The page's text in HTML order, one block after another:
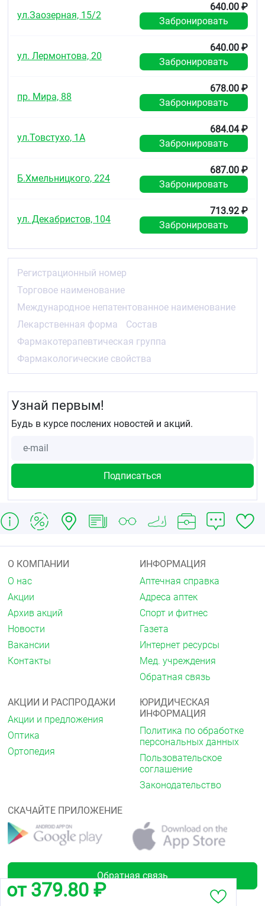
от 379.80 ₽
ул.Заозерная, 15/2
640.00 ₽
Забронировать
ул. Лермонтова, 20
640.00 ₽
Забронировать
пр. Мира, 88
678.00 ₽
Забронировать
ул.Товстухо, 1А
684.04 ₽
Забронировать
Б.Хмельницкого, 224
687.00 ₽
Забронировать
ул. Декабристов, 104
713.92 ₽
Забронировать
Регистрационный номер
Торговое наименование
Международное непатентованное наименование
Лекарственная форма
Состав
Фармакотерапевтическая группа
Фармакологические свойства
Узнай первым!
Будь в курсе послених новостей и акций.
О КОМПАНИИ
О нас
Акции
Архив акций
Новости
Вакансии
Контакты
ИНФОРМАЦИЯ
Аптечная справка
Адреса аптек
Спорт и фитнес
Газета
Интернет ресурсы
Мед. учреждения
Обратная связь
АКЦИИ И РАСПРОДАЖИ
Акции и предложения
Оптика
Ортопедия
ЮРИДИЧЕСКАЯ
ИНФОРМАЦИЯ
Политика по обработке
персональных данных
Пользовательское
соглашение
Законодательство
СКАЧАЙТЕ ПРИЛОЖЕНИЕ
Обратная связь